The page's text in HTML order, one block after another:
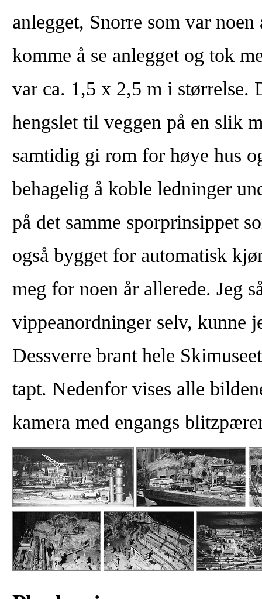
anlegget, Snorre som var
komme å se anlegget og tok
var ca. 1,5 x 2,5 m i størrelse.
hengslet til veggen på en slik
samtidig gi rom for høye hus
behagelig å koble ledninger
på det samme sporprinsippet
også bygget for automatisk
meg for noen år allerede. Jeg
vippeanordninger selv, kunne
Dessverre brant hele
tapt. Nedenfor vises alle
kamera med engangs